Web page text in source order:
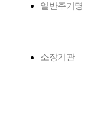
일반주기명
소장기관